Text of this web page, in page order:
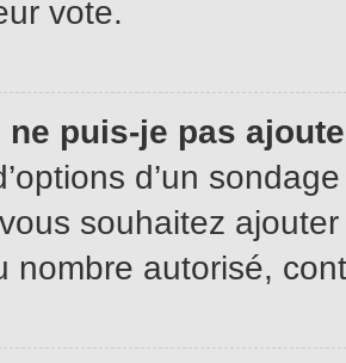
vote.
ne puis-je pas
d’un
souhaitez
nombre autorisé,